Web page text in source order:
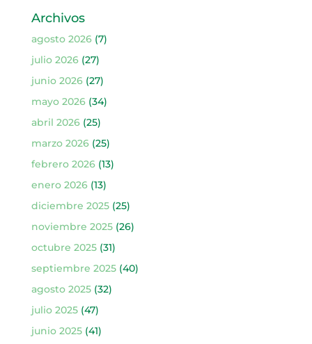
Archivos
agosto 2026(7)
julio 2026(27)
junio 2026(27)
mayo 2026(34)
abril 2026(25)
marzo 2026(25)
febrero 2026(13)
enero 2026(13)
diciembre 2025(25)
noviembre 2025(26)
octubre 2025(31)
septiembre 2025(40)
agosto 2025(32)
julio 2025(47)
junio 2025(41)